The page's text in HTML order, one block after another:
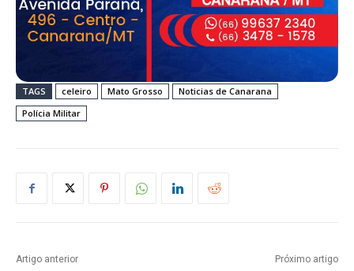
TAGS celeiro Mato Grosso
Noticias de Canarana
Polícia Militar
Artigo anterior Próximo artigo